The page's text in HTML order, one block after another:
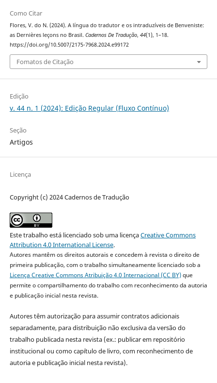
Como Citar
Flores, V. do N. (2024). A língua do tradutor e os intraduzíveis de Benveniste:
as Dernières leçons no Brasil. Cadernos De Tradução, 44(1), 1–18.
https://doi.org/10.5007/2175-7968.2024.e99172
Fomatos de Citação
Edição
v. 44 n. 1 (2024): Edição Regular (Fluxo Contínuo)
Seção
Artigos
Licença
Copyright (c) 2024 Cadernos de Tradução
Este trabalho está licenciado sob uma licençaCreative Commons
Attribution 4.0 International License.
Autores mantêm os direitos autorais e concedem à revista o direito de
primeira publicação, com o trabalho simultaneamente licenciado sob a
Licença Creative Commons Atribuição 4.0 Internacional (CC BY)que
permite o compartilhamento do trabalho com reconhecimento da autoria
e publicação inicial nesta revista.
Autores têm autorização para assumir contratos adicionais
separadamente, para distribuição não exclusiva da versão do
trabalho publicada nesta revista (ex.: publicar em repositório
institucional ou como capítulo de livro, com reconhecimento de
autoria e publicação inicial nesta revista).